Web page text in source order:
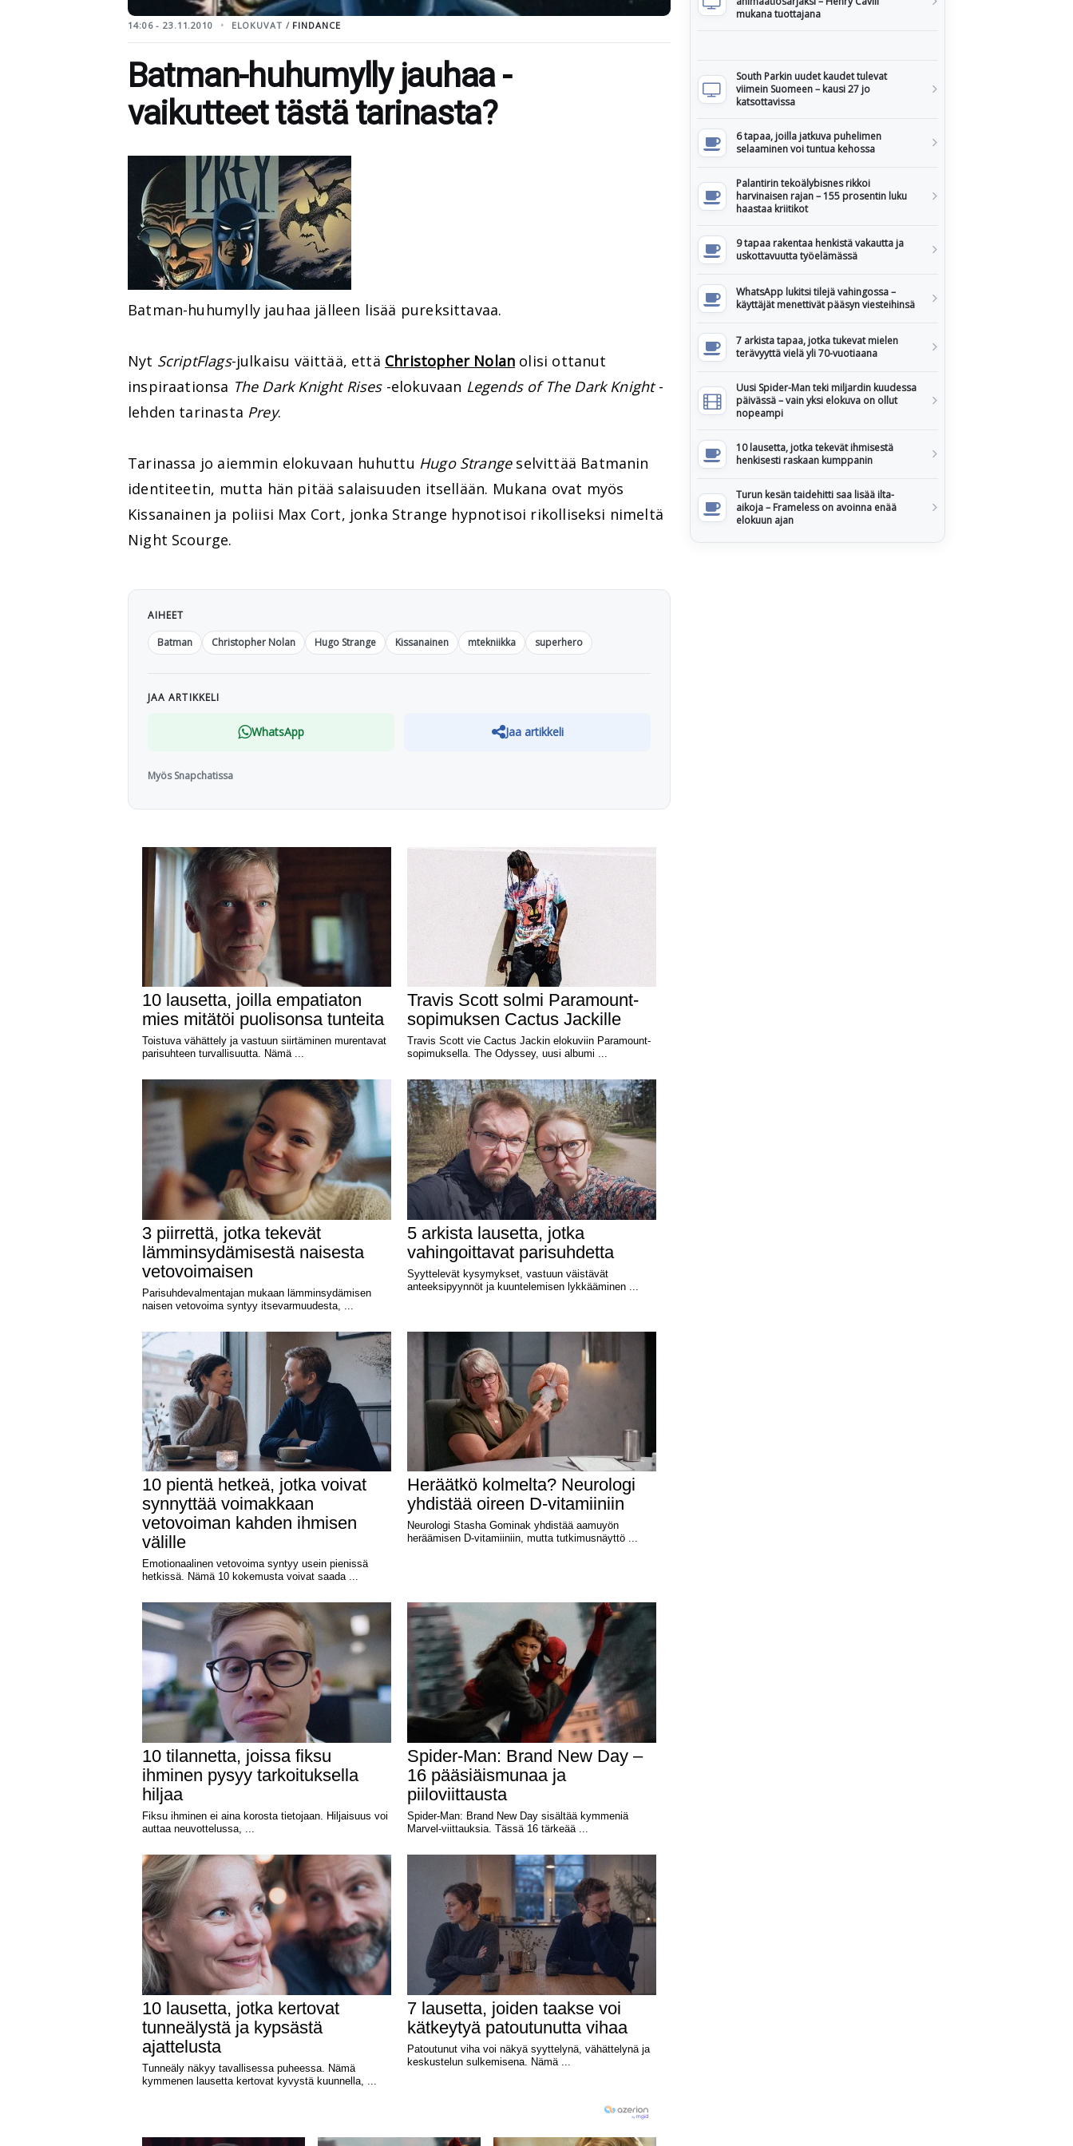
14:06 - 23.11.2010 ELOKUVAT / FINDANCE
Batman-huhumylly jauhaa -
vaikutteet tästä tarinasta?
Batman-huhumylly jauhaa jälleen lisää pureksittavaa.
Nyt ScriptFlags-julkaisu väittää, että Christopher Nolan olisi ottanut
inspiraationsa The Dark Knight Rises-elokuvaan Legends of The Dark Knight-
lehden tarinasta Prey.
Tarinassa jo aiemmin elokuvaan huhuttu Hugo Strangeselvittää Batmanin
identiteetin, mutta hän pitää salaisuuden itsellään. Mukana ovat myös
Kissanainen ja poliisi Max Cort, jonka Strange hypnotisoi rikolliseksi nimeltä
Night Scourge.
AIHEET
Batman
Christopher Nolan Hugo Strange Kissanainen mtekniikka superhero
JAA ARTIKKELI
WhatsApp Jaa artikkeli
Myös Snapchatissa
mukana tuottajana
South Parkin uudet kaudet tulevat
viimein Suomeen – kausi 27 jo
katsottavissa
6 tapaa, joilla jatkuva puhelimen
selaaminen voi tuntua kehossa
Palantirin tekoälybisnes rikkoi
harvinaisen rajan – 155 prosentin luku
haastaa kriitikot
9 tapaa rakentaa henkistä vakautta ja
uskottavuutta työelämässä
WhatsApp lukitsi tilejä vahingossa –
käyttäjät menettivät pääsyn viesteihinsä
7 arkista tapaa, jotka tukevat mielen
terävyyttä vielä yli 70-vuotiaana
Uusi Spider-Man teki miljardin kuudessa
päivässä – vain yksi elokuva on ollut
nopeampi
10 lausetta, jotka tekevät ihmisestä
henkisesti raskaan kumppanin
Turun kesän taidehitti saa lisää ilta-
aikoja – Frameless on avoinna enää
elokuun ajan